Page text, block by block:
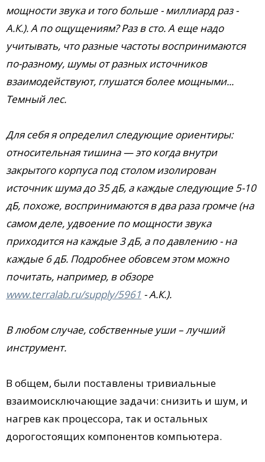
мощности звука и того больше - миллиард раз -
А.К.). А по ощущениям? Раз в сто. А еще надо
учитывать, что разные частоты воспринимаются
по-разному, шумы от разных источников
взаимодействуют, глушатся более мощными...
Темный лес.
Для себя я определил следующие ориентиры:
относительная тишина — это когда внутри
закрытого корпуса под столом изолирован
источник шума до 35 дБ, а каждые следующие 5-10
дБ, похоже, воспринимаются в два раза громче (на
самом деле, удвоение по мощности звука
приходится на каждые 3 дБ, а по давлению - на
каждые 6 дБ. Подробнее обовсем этом можно
почитать, например, в обзоре
www.terralab.ru/supply/5961 - А.К.).
В любом случае, собственные уши – лучший
инструмент.
В общем, были поставлены тривиальные
взаимоисключающие задачи: снизить и шум, и
нагрев как процессора, так и остальных
дорогостоящих компонентов компьютера.